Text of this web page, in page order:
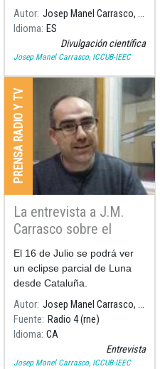
cadena COPE sobre el
primer eclipse penumbral de
luna de 2020. Carrasco nos
explica las diferencias entre
Autor
Josep Manel Carrasco, ICCUB-IEEC
Idioma ES
Divulgación científica
Josep Manel Carrasco, ICCUB-IEEC
PRENSA RADIO Y TV
La entrevista a J.M.
Carrasco sobre el
eclipse de Luna
El 16 de Julio se podrá ver
un eclipse parcial de Luna
desde Cataluña.
Autor
Josep Manel Carrasco, ICCUB-IEEC
Fuente
Radio 4 (rne)
Idioma CA
Entrevista
Josep Manel Carrasco, ICCUB-IEEC